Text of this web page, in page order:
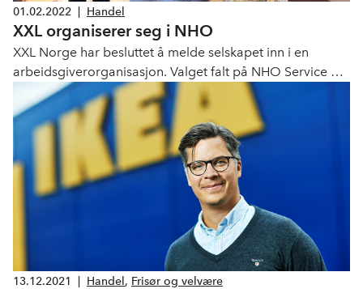
01.02.2022 Handel
XXL organiserer seg i NHO
XXL Norge har besluttet å melde selskapet inn i en
arbeidsgiverorganisasjon. Valget falt på NHO Service og
Handel.
13.12.2021 Handel , Frisør og velvære